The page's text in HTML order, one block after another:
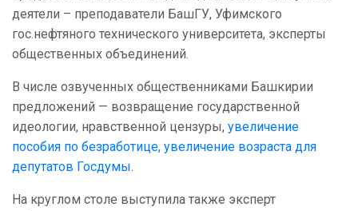
деятели – преподаватели БашГУ, Уфимского
гос.нефтяного технического университета, эксперты
общественных объединений.
В числе озвученных общественниками Башкирии
предложений — возвращение государственной
идеологии, нравственной цензуры, увеличение
пособия по безработице, увеличение возраста для
депутатов Госдумы.
На круглом столе выступила также эксперт